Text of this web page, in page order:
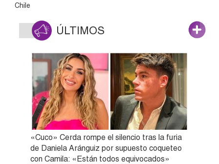
Chile
ÚLTIMOS
«Cuco» Cerda rompe el silencio tras la furia
de Daniela Aránguiz por supuesto coqueteo
con Camila: «Están todos equivocados»